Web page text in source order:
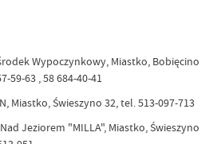
Wypoczynkowy, Miastko, Bobięcino
59-63 , 58 684-40-41
Miastko, Świeszyno 32, tel. 513-097-713
Jeziorem "MILLA", Miastko, Świeszyno